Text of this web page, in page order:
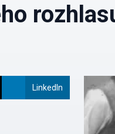
LinkedIn